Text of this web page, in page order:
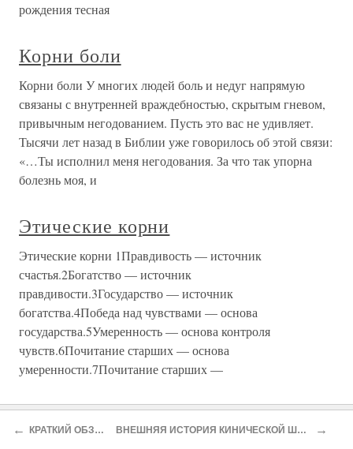
рождения тесная
Корни боли
Корни боли У многих людей боль и недуг напрямую
связаны с внутренней враждебностью, скрытым гневом,
привычным негодованием. Пусть это вас не удивляет.
Тысячи лет назад в Библии уже говорилось об этой связи:
«…Ты исполнил меня негодования. За что так упорна
болезнь моя, и
Этические корни
Этические корни 1Правдивость — источник
счастья.2Богатство — источник
правдивости.3Государство — источник
богатства.4Победа над чувствами — основа
государства.5Умеренность — основа контроля
чувств.6Почитание старших — основа
умеренности.7Почитание старших —
О проекте Разделы
← КРАТКИЙ ОБЗОР ИСТОЧНИКОВ ВНЕШНЯЯ ИСТОРИЯ КИНИЧЕСКОЙ ШКОЛЫ. ЕЕ ГЛАВНЫЕ ПРЕДСТАВИТЕЛИ →